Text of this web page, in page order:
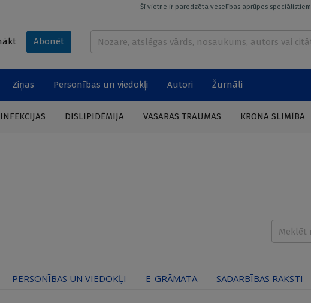
Šī vietne ir paredzēta veselības aprūpes speciālistiem
Abonēt
Ziņas Personības un viedokļi Autori Žurnāli
DISLIPIDĒMIJA VASARAS TRAUMAS KRONA SLIMĪBA
PERSONĪBAS UN VIEDOKĻI E-GRĀMATA SADARBĪBAS RAKSTI